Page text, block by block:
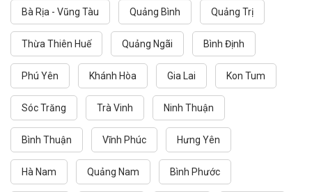
Bà Rịa - Vũng Tàu Quảng Bình Quảng Trị
Thừa Thiên Huế Quảng Ngãi Bình Định
Phú Yên Khánh Hòa Gia Lai Kon Tum
Sóc Trăng Trà Vinh Ninh Thuận
Bình Thuận Vĩnh Phúc Hưng Yên
Hà Nam Quảng Nam Bình Phước